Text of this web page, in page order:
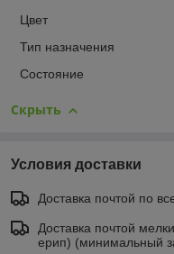
Цвет
Тип назначения
Состояние
Скрыть
Условия доставки
Доставка почтой по
Доставка почтой
ерип) (минимальный